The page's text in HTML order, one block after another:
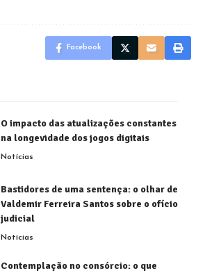
Facebook
O impacto das atualizações constantes
na longevidade dos jogos digitais
Notícias
Bastidores de uma sentença: o olhar de
Valdemir Ferreira Santos sobre o ofício
judicial
Notícias
Contemplação no consórcio: o que